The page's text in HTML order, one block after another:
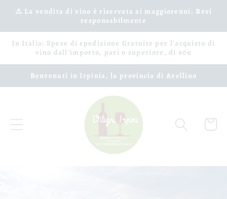
Ir
directamente
⚠️ La vendita di vino è riservata ai maggiorenni. Bevi
responsabilmente
In Italia: Spese di spedizione Gratuite per l'acquisto di
vino dall'importo, pari o superiore, di 90€
Benvenuti in Irpinia, la provincia di Avellino
Carrito